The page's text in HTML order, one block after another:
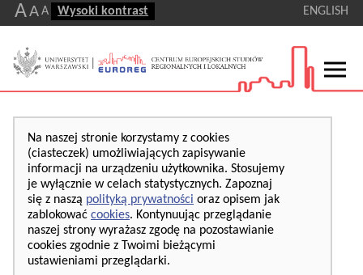
AA A Wysoki kontrast ENGLISH
Na naszej stronie korzystamy z cookies
(ciasteczek) umożliwiających zapisywanie
informacji na urządzeniu użytkownika. Stosujemy
je wyłącznie w celach statystycznych. Zapoznaj
się z naszą polityką prywatności oraz opisem jak
zablokować cookies. Kontynuując przeglądanie
naszej strony wyrażasz zgodę na pozostawianie
cookies zgodnie z Twoimi bieżącymi
ustawieniami przeglądarki.